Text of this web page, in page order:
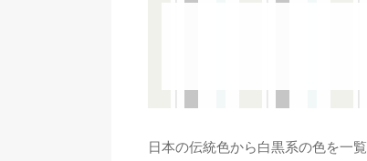
日本の伝統色から白黒系の色を一